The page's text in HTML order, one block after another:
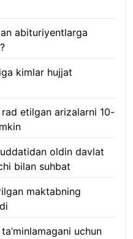
abituriyentlarga
kimlar hujjat
rad etilgan arizalarni 10-
oldin davlat
bilan suhbat
maktabning
uchun